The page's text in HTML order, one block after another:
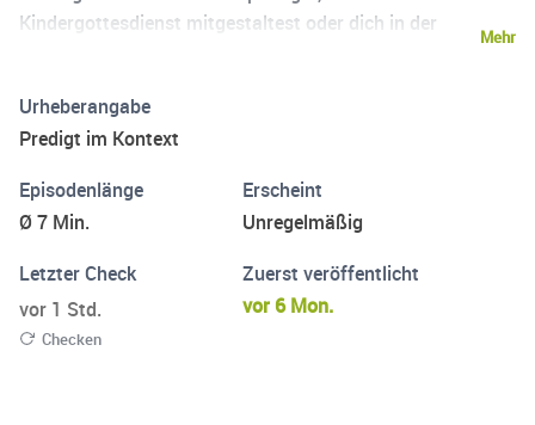
Kindergottesdienst mitgestaltest oder dich in der
Zusammenhang zu verstehen und geistlich fundiert
aufzubereiten. Du bekommst von uns: – verständliche
historische Einordnungen – Sonderformate für Kinder-
und Jugendgottesdienste
Mehr
Urheberangabe
Predigt im Kontext
Episodenlänge
Ø 7 Min.
Erscheint
Unregelmäßig
Letzter Check
vor 1 Std.
Checken
Zuerst veröffentlicht
vor 6 Mon.